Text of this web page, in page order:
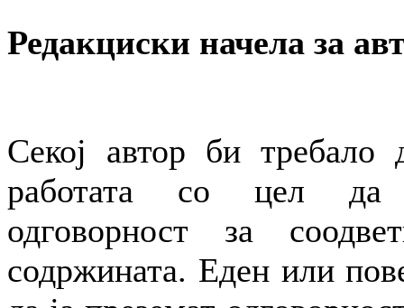
Редакциски начела за
Секој автор би требало
работата со цел да
одговорност за
содржината. Еден или